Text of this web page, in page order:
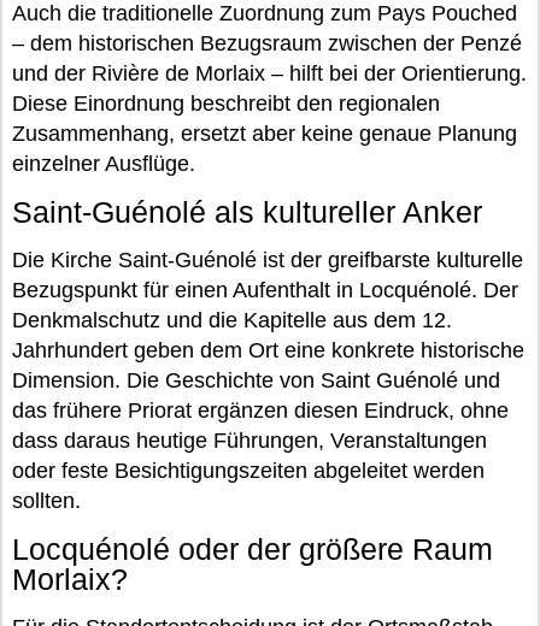
Auch die traditionelle Zuordnung zum Pays Pouched
– dem historischen Bezugsraum zwischen der Penzé
und der Rivière de Morlaix – hilft bei der Orientierung.
Diese Einordnung beschreibt den regionalen
Zusammenhang, ersetzt aber keine genaue Planung
einzelner Ausflüge.
Saint-Guénolé als kultureller Anker
Die Kirche Saint-Guénolé ist der greifbarste kulturelle
Bezugspunkt für einen Aufenthalt in Locquénolé. Der
Denkmalschutz und die Kapitelle aus dem 12.
Jahrhundert geben dem Ort eine konkrete historische
Dimension. Die Geschichte von Saint Guénolé und
das frühere Priorat ergänzen diesen Eindruck, ohne
dass daraus heutige Führungen, Veranstaltungen
oder feste Besichtigungszeiten abgeleitet werden
sollten.
Locquénolé oder der größere Raum
Morlaix?